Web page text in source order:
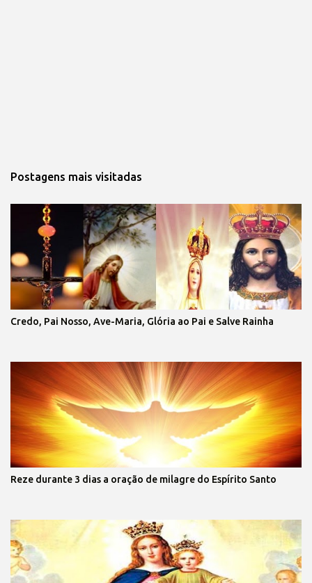
Postagens mais visitadas
Credo, Pai Nosso, Ave-Maria, Glória ao Pai e Salve Rainha
Reze durante 3 dias a oração de milagre do Espírito Santo